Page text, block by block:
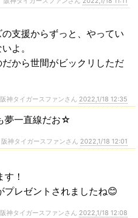
支援からずっと、やってい
よ。
から世間がビックリしただ
神タイガースファンさん 2022,1/18 12:35
夢一直線だお☆
神タイガースファンさん 2022,1/18 12:01
！
プレゼントされましたね😊
神タイガースファンさん 2022,1/18 12:08